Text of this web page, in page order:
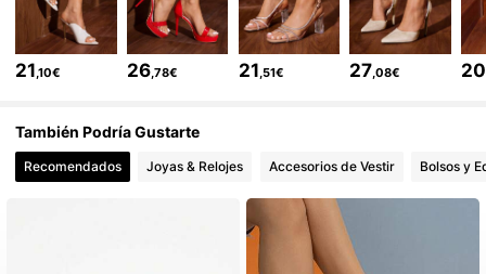
4,62 17K Seguidores
4,62 17K Seguidores
21,10€ 26,78€ 21,51€ 27,08€ 20
También Podría Gustarte
Recomendados Joyas & Relojes Accesorios de Vestir Bolsos y